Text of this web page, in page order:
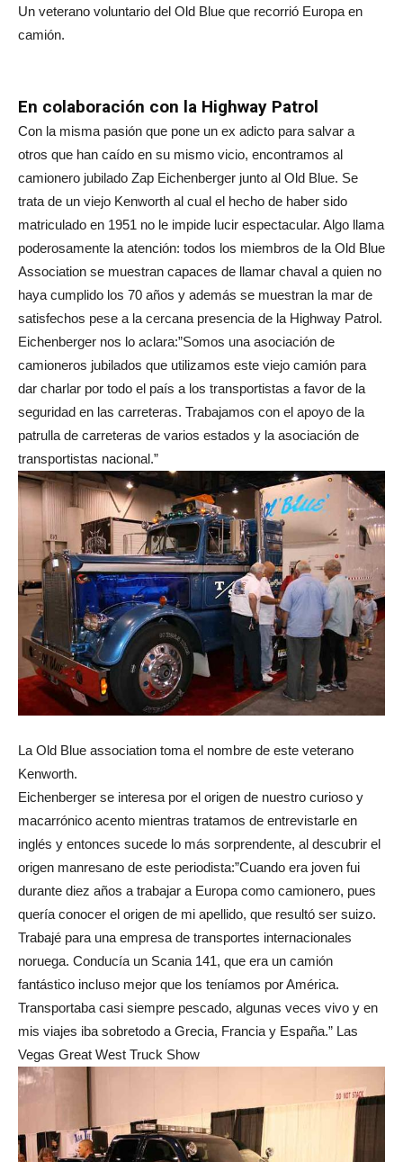
Un veterano voluntario del Old Blue que recorrió Europa en
camión.
En colaboración con la Highway Patrol
Con la misma pasión que pone un ex adicto para salvar a
otros que han caído en su mismo vicio, encontramos al
camionero jubilado Zap Eichenberger junto al Old Blue. Se
trata de un viejo Kenworth al cual el hecho de haber sido
matriculado en 1951 no le impide lucir espectacular. Algo llama
poderosamente la atención: todos los miembros de la Old Blue
Association se muestran capaces de llamar chaval a quien no
haya cumplido los 70 años y además se muestran la mar de
satisfechos pese a la cercana presencia de la Highway Patrol.
Eichenberger nos lo aclara:”Somos una asociación de
camioneros jubilados que utilizamos este viejo camión para
dar charlar por todo el país a los transportistas a favor de la
seguridad en las carreteras. Trabajamos con el apoyo de la
patrulla de carreteras de varios estados y la asociación de
transportistas nacional.”
La Old Blue association toma el nombre de este veterano
Kenworth.
Eichenberger se interesa por el origen de nuestro curioso y
macarrónico acento mientras tratamos de entrevistarle en
inglés y entonces sucede lo más sorprendente, al descubrir el
origen manresano de este periodista:”Cuando era joven fui
durante diez años a trabajar a Europa como camionero, pues
quería conocer el origen de mi apellido, que resultó ser suizo.
Trabajé para una empresa de transportes internacionales
noruega. Conducía un Scania 141, que era un camión
fantástico incluso mejor que los teníamos por América.
Transportaba casi siempre pescado, algunas veces vivo y en
mis viajes iba sobretodo a Grecia, Francia y España.” Las
Vegas Great West Truck Show